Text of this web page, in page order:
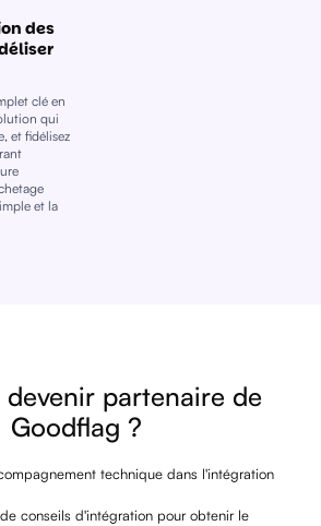
des
clé en
qui
et fidélisez
et la
devenir partenaire de
Goodflag ?
technique dans l'intégration
conseils d'intégration pour obtenir le